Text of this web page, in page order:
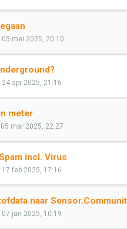
05 mei 2025, 20:10
24 apr 2025, 21:16
meter
05 mar 2025, 22:27
incl. Virus
17 feb 2025, 17:16
naar
07 jan 2025, 10:19